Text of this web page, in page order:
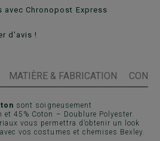
avec Chronopost Express
d'avis !
MATIÈRE & FABRICATION
sont soigneusement
et 45% Coton – Doublure Polyester.
vous permettra d’obtenir un look
vos costumes et chemises Bexley.